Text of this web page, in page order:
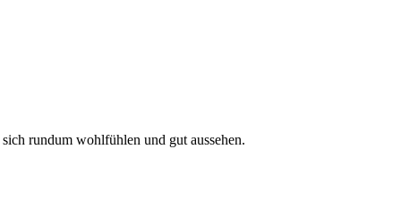
rundum wohlfühlen und gut aussehen.